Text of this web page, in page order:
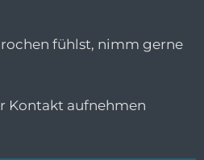
fühlst, nimm gerne
Kontakt aufnehmen